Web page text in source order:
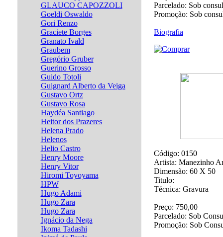
GLAUCO CAPOZZOLI
Goeldi Oswaldo
Gori Renzo
Graciete Borges
Granato Ivald
Graubem
Gregório Gruber
Guerino Grosso
Guido Totoli
Guignard Alberto da Veiga
Gustavo Ortz
Gustavo Rosa
Haydéa Santiago
Heitor dos Prazeres
Helena Prado
Helenos
Helio Castro
Henry Moore
Henry Vitor
Hiromi Toyoyama
HPW
Hugo Adami
Hugo Zara
Hugo Zara
Ignácio da Nega
Ikoma Tadashi
Parcelado: Sob
Promoção: Sob
Biografia
Código: 0150
Artista: Manezinho
Dimensão: 60 X 50
Titulo:
Técnica: Gravura
Preço: 750,00
Parcelado: Sob
Promoção: Sob